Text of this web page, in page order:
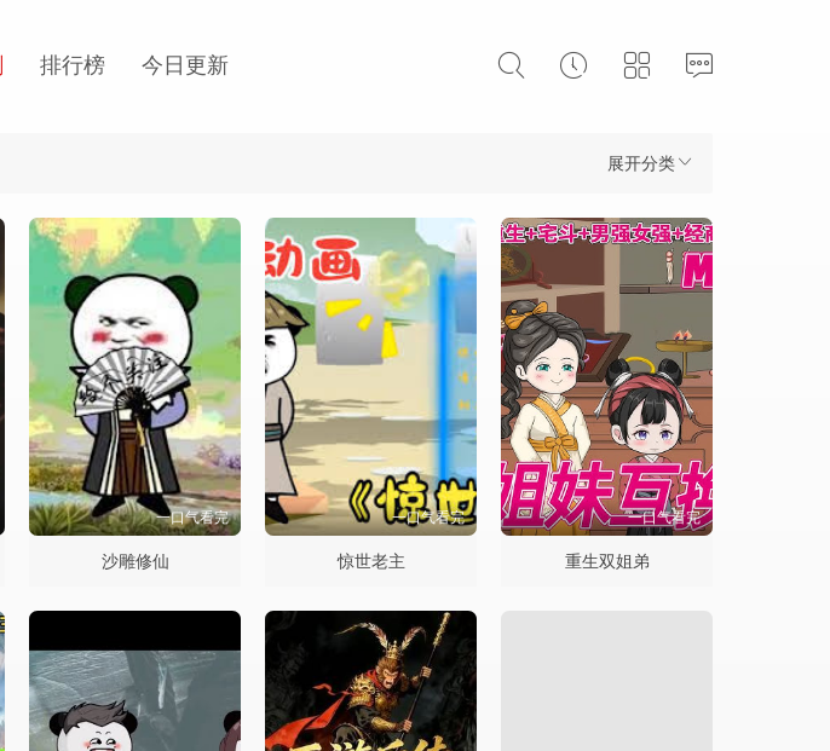
排行榜 今日更新
展开分类
一口气看完
沙雕修仙
一口气看完
惊世老主
一口气看完
重生双姐弟